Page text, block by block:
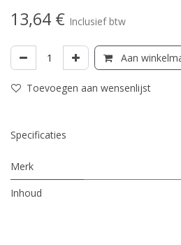
13,64 € Inclusief btw
Aan
Toevoegen aan wensenlijst
Specificaties
Merk
Inhoud